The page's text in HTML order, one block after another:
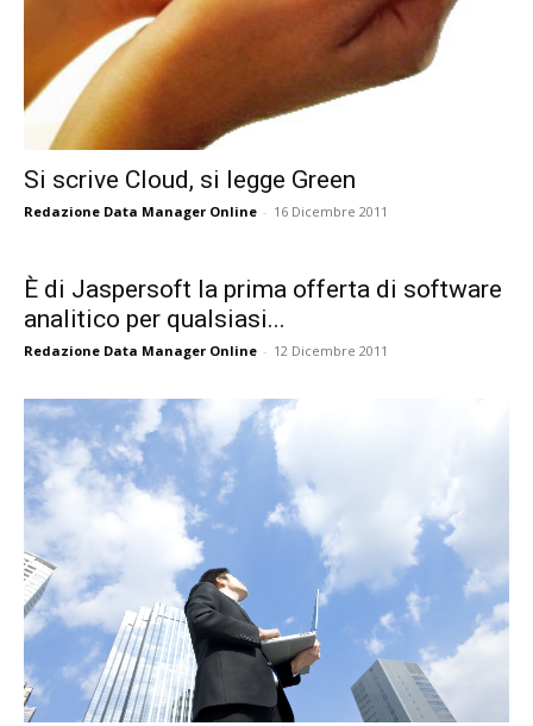
Si scrive Cloud, si legge Green
Redazione Data Manager Online - 16 Dicembre 2011
È di Jaspersoft la prima offerta di software
analitico per qualsiasi...
Redazione Data Manager Online - 12 Dicembre 2011